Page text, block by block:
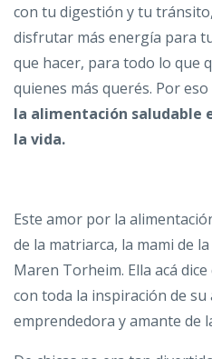
con tu digestión y tu
disfrutar más energía para
que hacer, para todo lo que
quienes más querés. Por
la alimentación saludable
la vida.
Este amor por la
de la matriarca, la mami de
Maren Torheim. Ella acá
con toda la inspiración de
emprendedora y amante de